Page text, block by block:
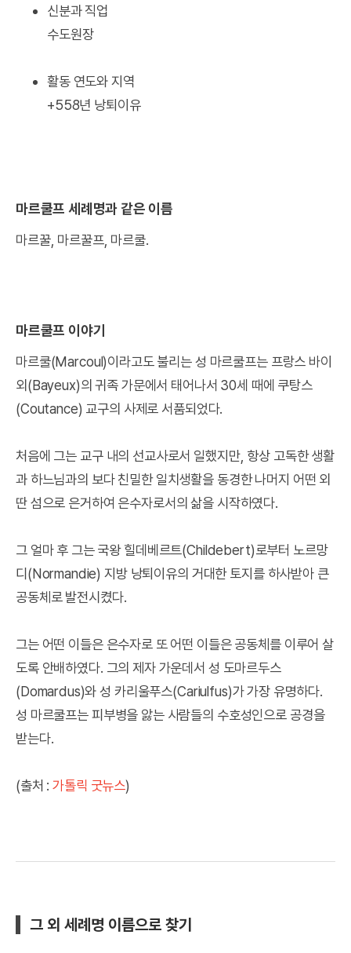
신분과 직업
수도원장
활동 연도와 지역
+558년 낭퇴이유
마르쿨프 세례명과 같은 이름
마르꿀, 마르꿀프, 마르쿨.
마르쿨프 이야기
마르쿨(Marcoul)이라고도 불리는 성 마르쿨프는 프랑스 바이
외(Bayeux)의 귀족 가문에서 태어나서 30세 때에 쿠탕스
(Coutance) 교구의 사제로 서품되었다.
처음에 그는 교구 내의 선교사로서 일했지만, 항상 고독한 생활
과 하느님과의 보다 친밀한 일치생활을 동경한 나머지 어떤 외
딴 섬으로 은거하여 은수자로서의 삶을 시작하였다.
그 얼마 후 그는 국왕 힐데베르트(Childebert)로부터 노르망
디(Normandie) 지방 낭퇴이유의 거대한 토지를 하사받아 큰
공동체로 발전시켰다.
그는 어떤 이들은 은수자로 또 어떤 이들은 공동체를 이루어 살
도록 안배하였다. 그의 제자 가운데서 성 도마르두스
(Domardus)와 성 카리울푸스(Cariulfus)가 가장 유명하다.
성 마르쿨프는 피부병을 앓는 사람들의 수호성인으로 공경을
받는다.
(출처 :가톨릭 굿뉴스)
그 외 세례명 이름으로 찾기